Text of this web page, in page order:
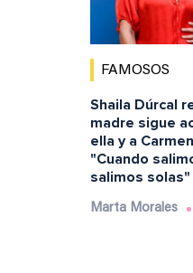
FAMOSOS
Shaila Dúrcal
madre sigue
ella y a
"Cuando
salimos solas"
Marta Morales